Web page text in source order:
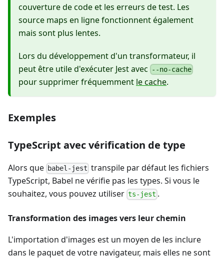
couverture de code et les erreurs de test. Les
source maps en ligne fonctionnent également
mais sont plus lentes.
Lors du développement d'un transformateur, il
peut être utile d'exécuter Jest avec
--no-cache
pour supprimer fréquemment le cache.
Exemples
TypeScript avec vérification de type
Alors que babel-jest transpile par défaut les fichiers
TypeScript, Babel ne vérifie pas les types. Si vous le
souhaitez, vous pouvez utiliser ts-jest .
Transformation des images vers leur chemin
L'importation d'images est un moyen de les inclure
dans le paquet de votre navigateur, mais elles ne sont